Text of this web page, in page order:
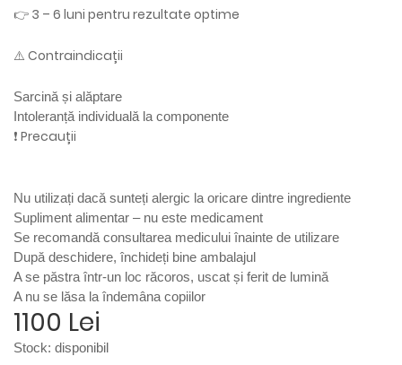
👉 3 – 6 luni pentru rezultate optime
⚠️ Contraindicații
Sarcină și alăptare
Intoleranță individuală la componente
❗ Precauții
Nu utilizați dacă sunteți alergic la oricare dintre ingrediente
Supliment alimentar – nu este medicament
Se recomandă consultarea medicului înainte de utilizare
După deschidere, închideți bine ambalajul
A se păstra într-un loc răcoros, uscat și ferit de lumină
A nu se lăsa la îndemâna copiilor
1100 Lei
Stock: disponibil